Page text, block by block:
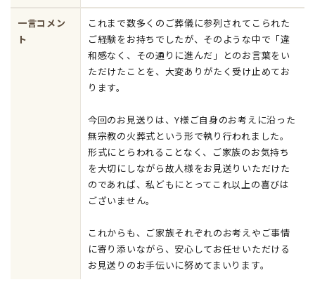
一言コメン
ト
これまで数多くのご葬儀に参列されてこられた
ご経験をお持ちでしたが、そのような中で「違
和感なく、その通りに進んだ」とのお言葉をい
ただけたことを、大変ありがたく受け止めてお
ります。
今回のお見送りは、Y様ご自身のお考えに沿った
無宗教の火葬式という形で執り行われました。
形式にとらわれることなく、ご家族のお気持ち
を大切にしながら故人様をお見送りいただけた
のであれば、私どもにとってこれ以上の喜びは
ございません。
これからも、ご家族それぞれのお考えやご事情
に寄り添いながら、安心してお任せいただける
お見送りのお手伝いに努めてまいります。